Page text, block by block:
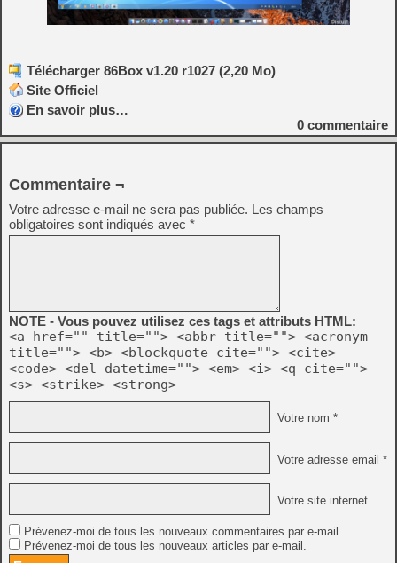
Télécharger 86Box v1.20 r1027 (2,20 Mo)
Site Officiel
En savoir plus…
0 commentaire
Commentaire ¬
Votre adresse e-mail ne sera pas publiée. Les champs
obligatoires sont indiqués avec *
NOTE - Vous pouvez utilisez ces tags et attributs HTML:
<a href="" title=""> <abbr title=""> <acronym
title=""> <b> <blockquote cite=""> <cite>
<code> <del datetime=""> <em> <i> <q cite="">
<s> <strike> <strong>
Votre nom *
Votre adresse email *
Votre site internet
Prévenez-moi de tous les nouveaux commentaires par e-mail.
Prévenez-moi de tous les nouveaux articles par e-mail.